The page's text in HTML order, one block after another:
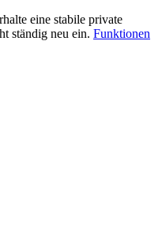
eine stabile private
ständig neu ein. Funktionen